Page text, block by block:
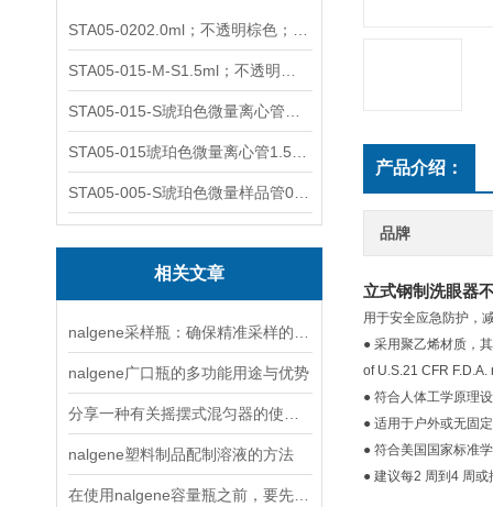
相关文章
nalgene广口瓶的多功能用途与优势
nalgene塑料制品配制溶液的方法
产品介绍：
品牌
立式钢制洗眼器
用于安全应急防护，
● 采用聚乙烯材质，
of U.S.21 CFR
● 符合人体工学原理
● 适用于户外或无固
● 符合美国国家标准
● 建议每2 周到4 周